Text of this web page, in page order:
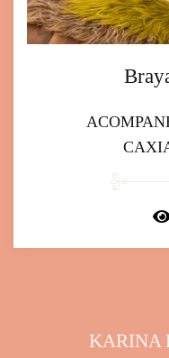
KARINA